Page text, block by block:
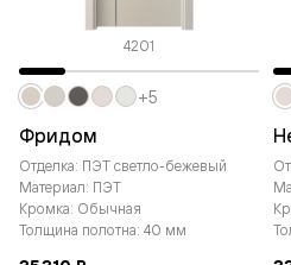
4201
Фридом
Отделка: ПЭТ светло-бежевый
Материал: ПЭТ
Кромка: Обычная
Толщина полотна: 40 мм
+5